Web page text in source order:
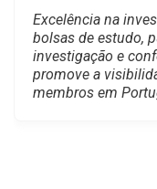
Excelência na
bolsas de estudo,
investigação e
promove a
membros em